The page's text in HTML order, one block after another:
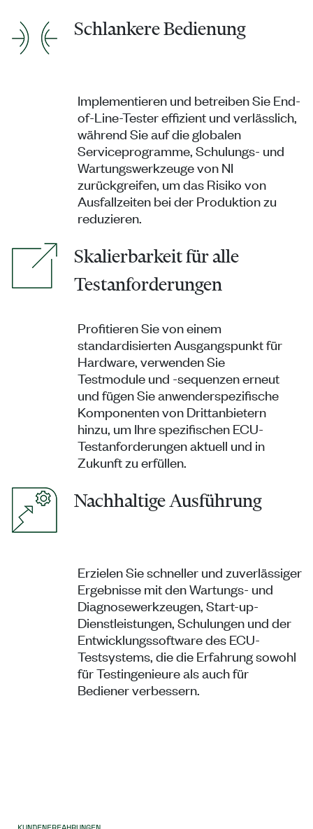
Schlankere Bedienung
Implementieren und betreiben Sie End-
of-Line-Tester effizient und verlässlich,
während Sie auf die globalen
Serviceprogramme, Schulungs- und
Wartungswerkzeuge von NI
zurückgreifen, um das Risiko von
Ausfallzeiten bei der Produktion zu
reduzieren.
Skalierbarkeit für alle
Testanforderungen
Profitieren Sie von einem
standardisierten Ausgangspunkt für
Hardware, verwenden Sie
Testmodule und -sequenzen erneut
und fügen Sie anwenderspezifische
Komponenten von Drittanbietern
hinzu, um Ihre spezifischen ECU-
Testanforderungen aktuell und in
Zukunft zu erfüllen.
Nachhaltige Ausführung
Erzielen Sie schneller und zuverlässiger
Ergebnisse mit den Wartungs- und
Diagnosewerkzeugen, Start-up-
Dienstleistungen, Schulungen und der
Entwicklungssoftware des ECU-
Testsystems, die die Erfahrung sowohl
für Testingenieure als auch für
Bediener verbessern.